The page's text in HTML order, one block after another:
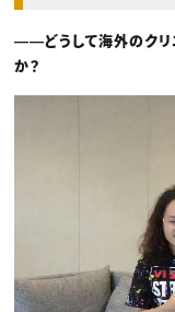
――どうして海外のクリ
か？